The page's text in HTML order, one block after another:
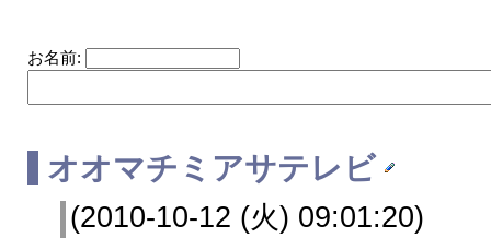
お名前:
オオマチミアサテレビ
(2010-10-12 (火) 09:01:20)